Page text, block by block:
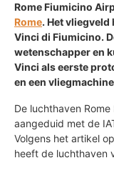
Rome Fiumicino
Rome. Het
Vinci di Fiumicino.
wetenschapper en
Vinci als eerste
en een
De luchthaven
aangeduid met de
Volgens het artikel
heeft de luchthaven